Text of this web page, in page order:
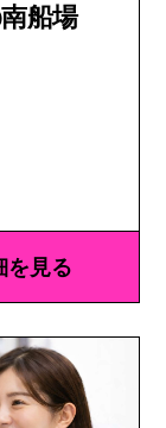
船場
を見る